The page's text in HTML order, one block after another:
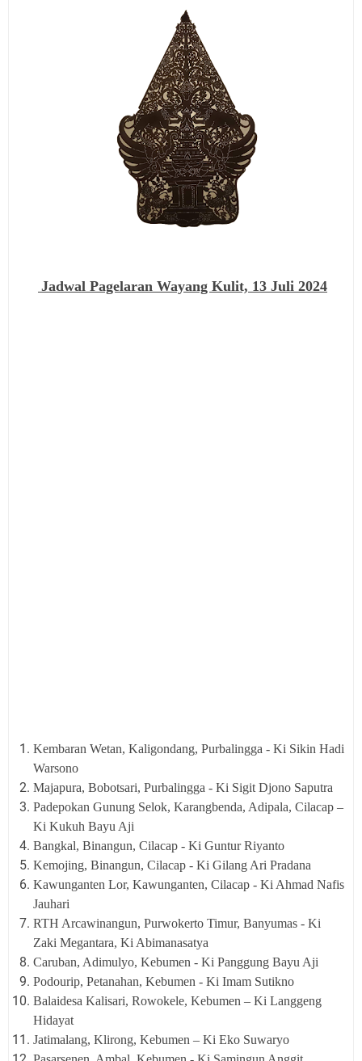
Jadwal Pagelaran Wayang Kulit, 13 Juli 2024
Kembaran Wetan, Kaligondang, Purbalingga - Ki Sikin Hadi
Warsono
Majapura, Bobotsari, Purbalingga - Ki Sigit Djono Saputra
Padepokan Gunung Selok, Karangbenda, Adipala, Cilacap –
Ki Kukuh Bayu Aji
Bangkal, Binangun, Cilacap - Ki Guntur Riyanto
Kemojing, Binangun, Cilacap - Ki Gilang Ari Pradana
Kawunganten Lor, Kawunganten, Cilacap - Ki Ahmad Nafis
Jauhari
RTH Arcawinangun, Purwokerto Timur, Banyumas - Ki
Zaki Megantara, Ki Abimanasatya
Caruban, Adimulyo, Kebumen - Ki Panggung Bayu Aji
Podourip, Petanahan, Kebumen - Ki Imam Sutikno
Balaidesa Kalisari, Rowokele, Kebumen – Ki Langgeng
Hidayat
Jatimalang, Klirong, Kebumen – Ki Eko Suwaryo